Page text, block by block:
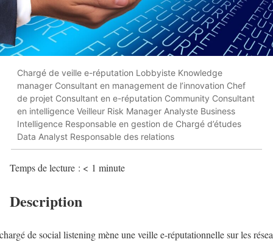
Chargé de veille e-réputation Lobbyiste Knowledge
manager Consultant en management de l’innovation Chef
de projet Consultant en e-réputation Community Consultant
en intelligence Veilleur Risk Manager Analyste Business
Intelligence Responsable en gestion de Chargé d’études
Data Analyst Responsable des relations
Temps de lecture : < 1 minute
Description
de social listening mène une veille e-réputationnelle sur les